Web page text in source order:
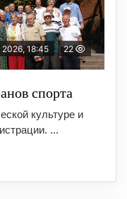
18:45 22
спорта
культуре и
...